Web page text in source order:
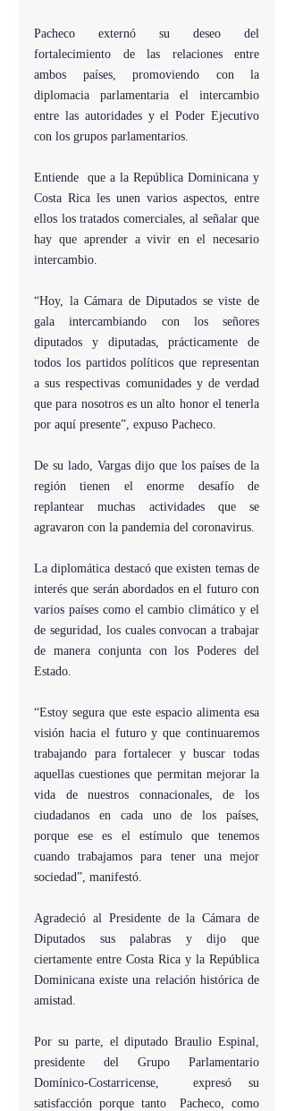
Pacheco externó su deseo del
fortalecimiento de las relaciones entre
ambos países, promoviendo con la
diplomacia parlamentaria el intercambio
entre las autoridades y el Poder Ejecutivo
con los grupos parlamentarios.
Entiende  que a la República Dominicana y
Costa Rica les unen varios aspectos, entre
ellos los tratados comerciales, al señalar que
hay que aprender a vivir en el necesario
intercambio.
“Hoy, la Cámara de Diputados se viste de
gala intercambiando con los señores
diputados y diputadas, prácticamente de
todos los partidos políticos que representan
a sus respectivas comunidades y de verdad
que para nosotros es un alto honor el tenerla
por aquí presente”, expuso Pacheco.
De su lado, Vargas dijo que los países de la
región tienen el enorme desafío de
replantear muchas actividades que se
agravaron con la pandemia del coronavirus.
La diplomática destacó que existen temas de
interés que serán abordados en el futuro con
varios países como el cambio climático y el
de seguridad, los cuales convocan a trabajar
de manera conjunta con los Poderes del
Estado.
“Estoy segura que este espacio alimenta esa
visión hacia el futuro y que continuaremos
trabajando para fortalecer y buscar todas
aquellas cuestiones que permitan mejorar la
vida de nuestros connacionales, de los
ciudadanos en cada uno de los países,
porque ese es el estímulo que tenemos
cuando trabajamos para tener una mejor
sociedad”, manifestó.
Agradeció al Presidente de la Cámara de
Diputados sus palabras y dijo que
ciertamente entre Costa Rica y la República
Dominicana existe una relación histórica de
amistad.
Por su parte, el diputado Braulio Espinal,
presidente del Grupo Parlamentario
Domínico-Costarricense,  expresó su
satisfacción porque tanto  Pacheco, como